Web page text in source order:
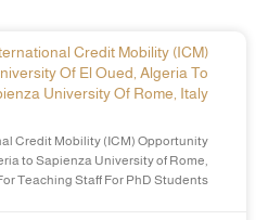
Credit Mobility (ICM)
Of El Oued, Algeria To
University Of Rome, Italy
Credit Mobility (ICM) Opportunity
to Sapienza University of Rome,
Teaching Staff For PhD Students